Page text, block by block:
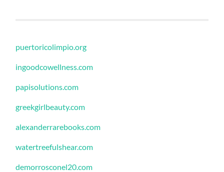
puertoricolimpio.org
ingoodcowellness.com
papisolutions.com
greekgirlbeauty.com
alexanderrarebooks.com
watertreefulshear.com
demorrosconel20.com